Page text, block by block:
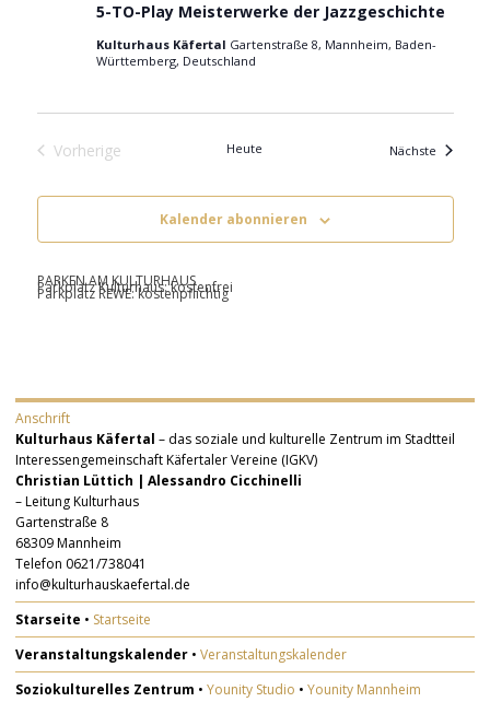
5-TO-Play Meisterwerke der Jazzgeschichte
Kulturhaus Käfertal Gartenstraße 8, Mannheim, Baden-
Württemberg, Deutschland
Vorherige
Heute Nächste
Kalender abonnieren
PARKEN AM KULTURHAUS
Parkplatz Kulturhaus: kostenfrei
Parkplatz REWE: kostenpflichtig
Anschrift
Kulturhaus Käfertal – das soziale und kulturelle Zentrum im Stadtteil
Interessengemeinschaft Käfertaler Vereine (IGKV)
Christian Lüttich | Alessandro Cicchinelli
– Leitung Kulturhaus
Gartenstraße 8
68309 Mannheim
Telefon 0621/738041
info@kulturhauskaefertal.de
Starseite • Startseite
Veranstaltungskalender • Veranstaltungskalender
Soziokulturelles Zentrum • Younity Studio • Younity Mannheim